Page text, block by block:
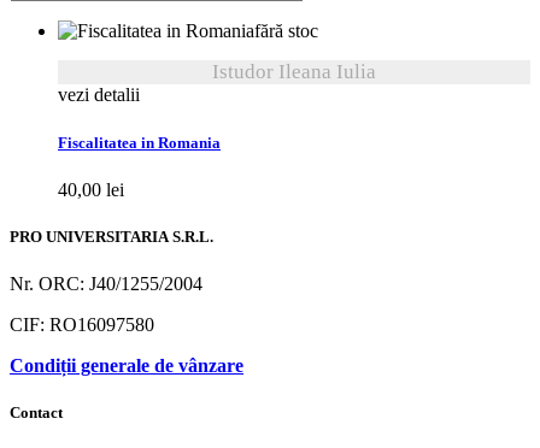
fără stoc
Istudor Ileana Iulia
vezi detalii
Fiscalitatea in Romania
40,00 lei
PRO UNIVERSITARIA S.R.L.
Nr. ORC: J40/1255/2004
CIF: RO16097580
Condiții generale de vânzare
Contact